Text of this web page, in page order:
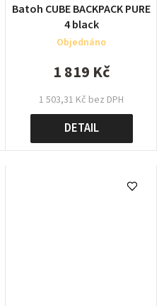
Batoh CUBE BACKPACK PURE
4 black
Objednáno
1 503,31 Kč bez DPH
1 819 Kč
DETAIL